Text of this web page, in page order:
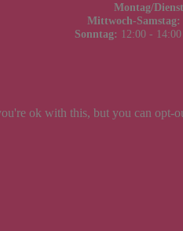
Montag/
Mittwoch-Samstag:
Sonntag: 12:00 -
ok with this, but you can opt-